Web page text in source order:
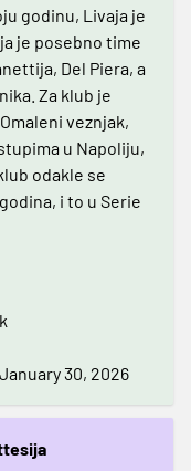
godinu, Livaja je
je posebno time
Del Piera, a
Za klub je
veznjak,
u Napoliju,
odakle se
i to u Serie
January 30, 2026